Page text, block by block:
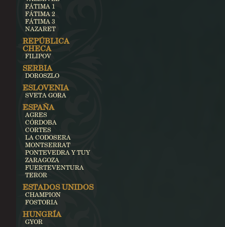
FÁTIMA 1
FÁTIMA 2
FÁTIMA 3
NAZARET
REPÚBLICA
CHECA
FILIPOV
SERBIA
DOROSZLO
ESLOVENIA
SVETA GORA
ESPAÑA
AGRES
CÓRDOBA
CORTES
LA CODOSERA
MONTSERRAT
PONTEVEDRA Y TUY
ZARAGOZA
FUERTEVENTURA
TEROR
ESTADOS UNIDOS
CHAMPION
FOSTORIA
HUNGRÍA
GYOR